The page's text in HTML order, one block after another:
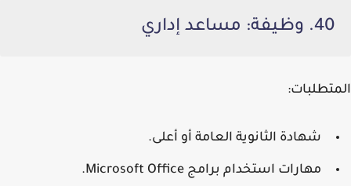
40. وظيفة: مساعد إداري
المتطلبات:
شهادة الثانوية العامة أو أعلى.
مهارات استخدام برامج Microsoft Office.